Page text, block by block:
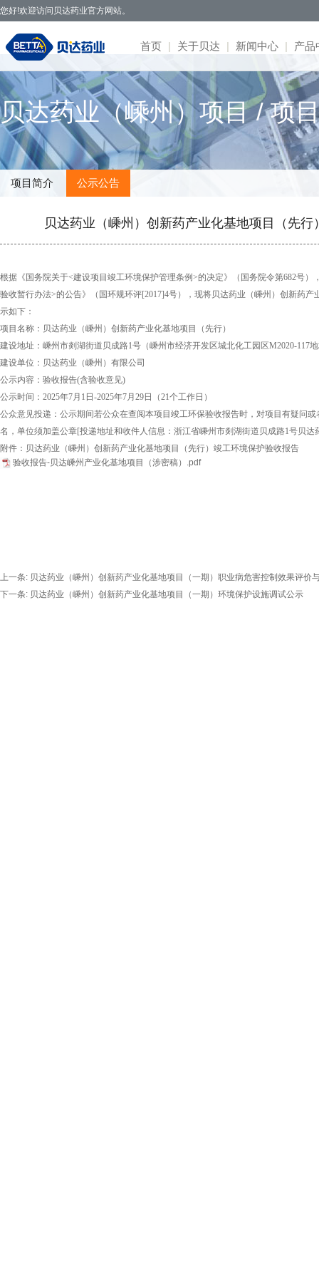
您好!欢迎访问贝达药业官方网站。
首页 | 关于贝达 | 新闻中心 | 产品
贝达药业秉承开拓创新、造福于民的发
展理念，致力于通过新药研发，努力实现创
新为民、科技惠民，做更多吃得起的好药，
让老百姓活得更好。
· 公司简介
· 董事会
· 管理团队
· 公司文化
· 公司新闻
· 媒体报道
· 两会专题
· 凯美纳
· 贝美纳
· 贝安汀
· 伏美纳
· 奥福民
· 贝泽汀
· 研发体系
· 在研项目
· 患者招募
· 园区概况
· 核心优势
· 明星项目
· 项目简介
· 公示公告
· 公司公告
· 股票信息
· 互动交流
· 社会招聘
· 校园招聘
· 联系方式
· 在线留言
· 不良反应
贝达药业（嵊州）项目 / 项
项目简介 公示公告
贝达药业（嵊州）创新药产业化基地项目（先
根据《国务院关于<建设项目竣工环境保护管理条例>的决定》（国务院令第682号
验收暂行办法>的公告》（国环规环评[2017]4号），现将贝达药业（嵊州）创新药
示如下：
项目名称：贝达药业（嵊州）创新药产业化基地项目（先行）
建设地址：嵊州市剡湖街道贝成路1号（嵊州市经济开发区城北化工园区M2020-117
建设单位：贝达药业（嵊州）有限公司
公示内容：验收报告(含验收意见)
公示时间：2025年7月1日-2025年7月29日（21个工作日）
公众意见投递：公示期间若公众在查阅本项目竣工环保验收报告时，对项目有疑问
名，单位须加盖公章[投递地址和收件人信息：浙江省嵊州市剡湖街道贝成路1号贝达
附件：贝达药业（嵊州）创新药产业化基地项目（先行）竣工环境保护验收报告
验收报告-贝达嵊州产业化基地项目（涉密稿）.pdf
上一条: 贝达药业（嵊州）创新药产业化基地项目（一期）职业病危害控制效果评价
下一条: 贝达药业（嵊州）创新药产业化基地项目（一期）环境保护设施调试公示